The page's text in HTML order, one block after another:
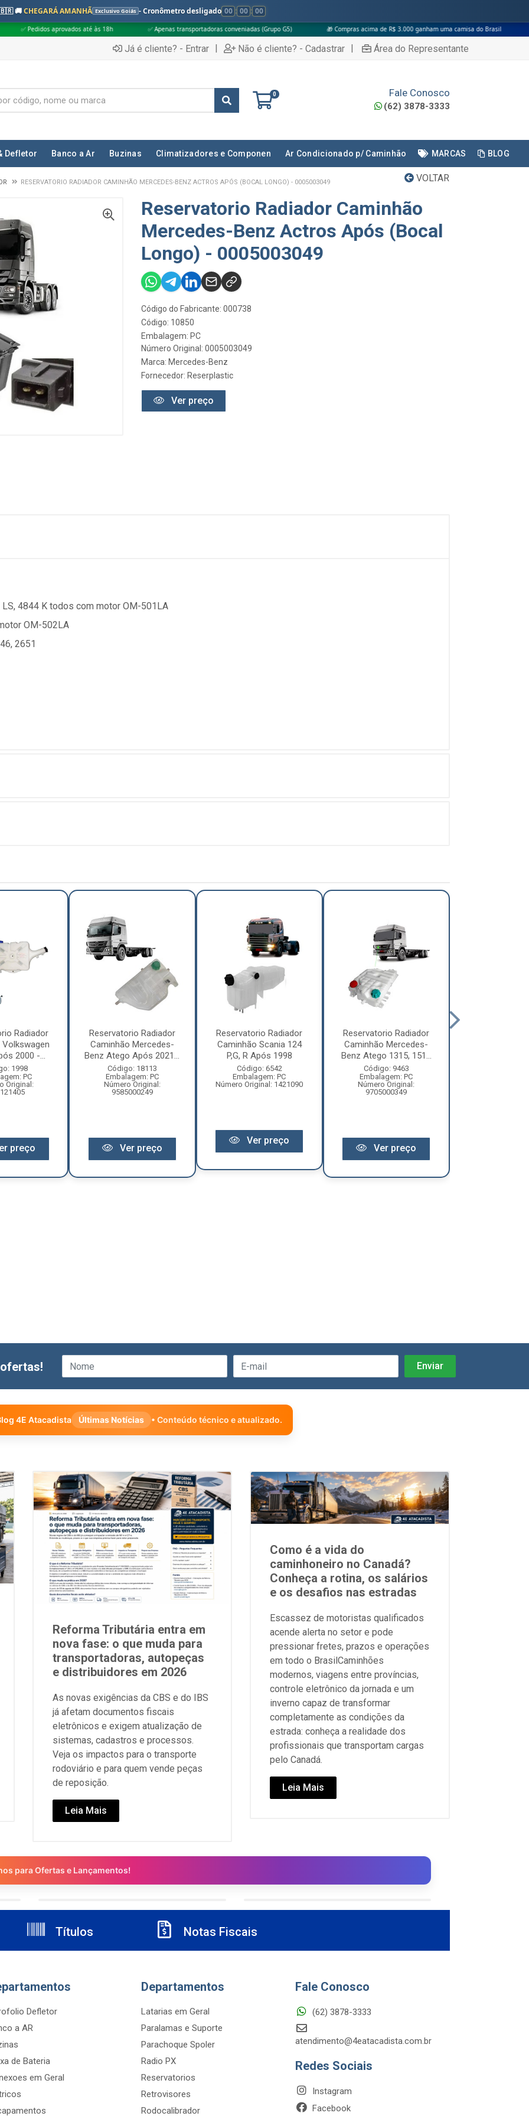
🚚CHEGARÁ AMANHÃ Exclusivo Goiás - Cronômetro desligado 00 : 00 : 00
aprovados até às 18h ✅ Apenas transportadoras conveniadas (Grupo G5) 🎁 Compras acima de R$ 3.000 ganham uma camisa do Brasil
Já é cliente? - Entrar | Não é cliente? - Cadastrar | Área do Representante
0 Fale Conosco
(62) 3878-3333
Defletor Banco a Ar Buzinas Climatizadores e Componen Ar Condicionado p/ Caminhão MARCAS BLOG
VOLTAR
RESERVATORIO RADIADOR CAMINHÃO MERCEDES-BENZ ACTROS APÓS (BOCAL LONGO) - 0005003049
Reservatorio Radiador Caminhão
Mercedes-Benz Actros Após (Bocal
Longo) - 0005003049
Código do Fabricante: 000738
Código: 10850
Embalagem: PC
Número Original: 0005003049
Marca: Mercedes-Benz
Fornecedor: Reserplastic
Ver preço
4844 K todos com motor OM-501LA
OM-502LA
2651
Radiador
2000 -...
1998
PC
Original:
preço
Reservatorio Radiador
Caminhão Mercedes-
Benz Atego Após 2021...
Código: 18113
Embalagem: PC
Número Original:
9585000249
Ver preço
Reservatorio Radiador
Caminhão Scania 124
P,G, R Após 1998
Código: 6542
Embalagem: PC
Número Original: 1421090
Ver preço
Reservatorio Radiador
Caminhão Mercedes-
Benz Atego 1315, 151...
Código: 9463
Embalagem: PC
Número Original:
9705000349
Ver preço
4E Atacadista Últimas Notícias • Conteúdo técnico e atualizado.
Reforma Tributária entra em
nova fase: o que muda para
transportadoras, autopeças
e distribuidores em 2026
As novas exigências da CBS e do IBS
já afetam documentos fiscais
eletrônicos e exigem atualização de
sistemas, cadastros e processos.
Veja os impactos para o transporte
rodoviário e para quem vende peças
de reposição.
Leia Mais
Como é a vida do
caminhoneiro no Canadá?
Conheça a rotina, os salários
e os desafios nas estradas
Escassez de motoristas qualificados
acende alerta no setor e pode
pressionar fretes, prazos e operações
em todo o BrasilCaminhões
modernos, viagens entre províncias,
controle eletrônico da jornada e um
inverno capaz de transformar
completamente as condições da
estrada: conheça a realidade dos
profissionais que transportam cargas
pelo Canadá.
Leia Mais
para Ofertas e Lançamentos!
Títulos Notas Fiscais
Defletor
a AR
de Bateria
em Geral
Departamentos
Latarias em Geral
Paralamas e Suporte
Parachoque Spoler
Radio PX
Reservatorios
Retrovisores
Rodocalibrador
Fale Conosco
(62) 3878-3333
atendimento@4eatacadista.com.br
Redes Sociais
Instagram
Facebook